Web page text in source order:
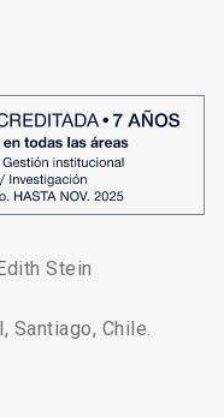
Stein
Santiago, Chile.